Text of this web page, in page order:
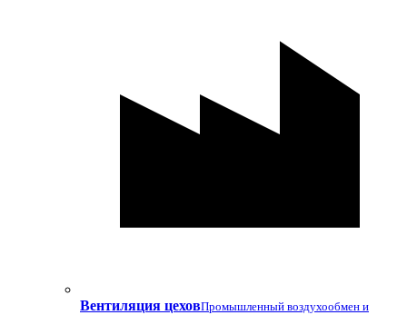
Вентиляция цеховПромышленный воздухообмен и